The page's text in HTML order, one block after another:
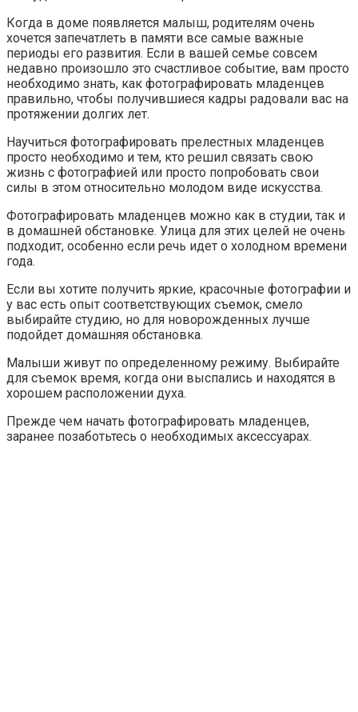
Когда в доме появляется малыш, родителям очень
хочется запечатлеть в памяти все самые важные
периоды его развития. Если в вашей семье совсем
недавно произошло это счастливое событие, вам просто
необходимо знать, как фотографировать младенцев
правильно, чтобы получившиеся кадры радовали вас на
протяжении долгих лет.
Научиться фотографировать прелестных младенцев
просто необходимо и тем, кто решил связать свою
жизнь с фотографией или просто попробовать свои
силы в этом относительно молодом виде искусства.
Фотографировать младенцев можно как в студии, так и
в домашней обстановке. Улица для этих целей не очень
подходит, особенно если речь идет о холодном времени
года.
Если вы хотите получить яркие, красочные фотографии и
у вас есть опыт соответствующих съемок, смело
выбирайте студию, но для новорожденных лучше
подойдет домашняя обстановка.
Малыши живут по определенному режиму. Выбирайте
для съемок время, когда они выспались и находятся в
хорошем расположении духа.
Прежде чем начать фотографировать младенцев,
заранее позаботьтесь о необходимых аксессуарах.